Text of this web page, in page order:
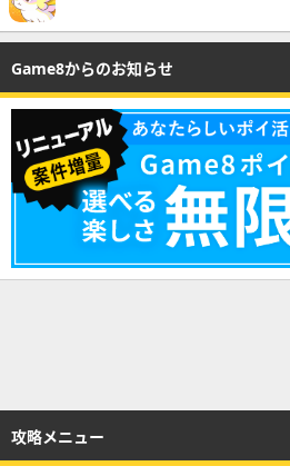
Game8からのお知らせ
攻略メニュー